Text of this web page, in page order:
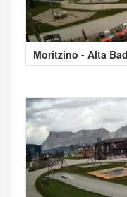
Moritzino - Alta